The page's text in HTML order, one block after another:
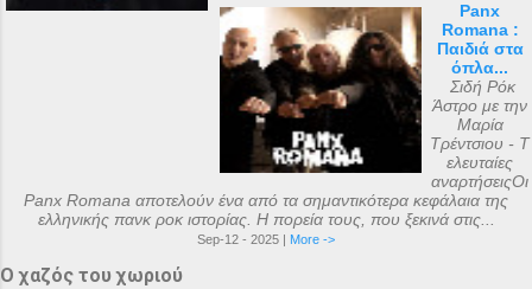
Panx
Romana :
Παιδιά στα
όπλα...
Σιδή Ρόκ
Άστρο με την
Μαρία
Τρέντσιου - Τ
ελευταίες
αναρτήσειςΟι
Panx Romana αποτελούν ένα από τα σημαντικότερα κεφάλαια της
ελληνικής πανκ ροκ ιστορίας. Η πορεία τους, που ξεκινά στις...
Sep-12 - 2025 | More ->
Ο χαζός του χωριού